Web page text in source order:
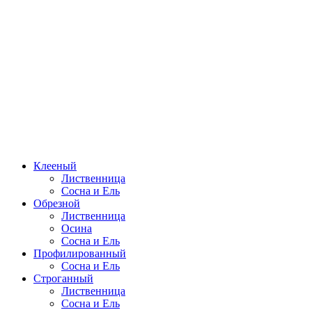
Клееный
Лиственница
Сосна и Ель
Обрезной
Лиственница
Осина
Сосна и Ель
Профилированный
Сосна и Ель
Строганный
Лиственница
Сосна и Ель